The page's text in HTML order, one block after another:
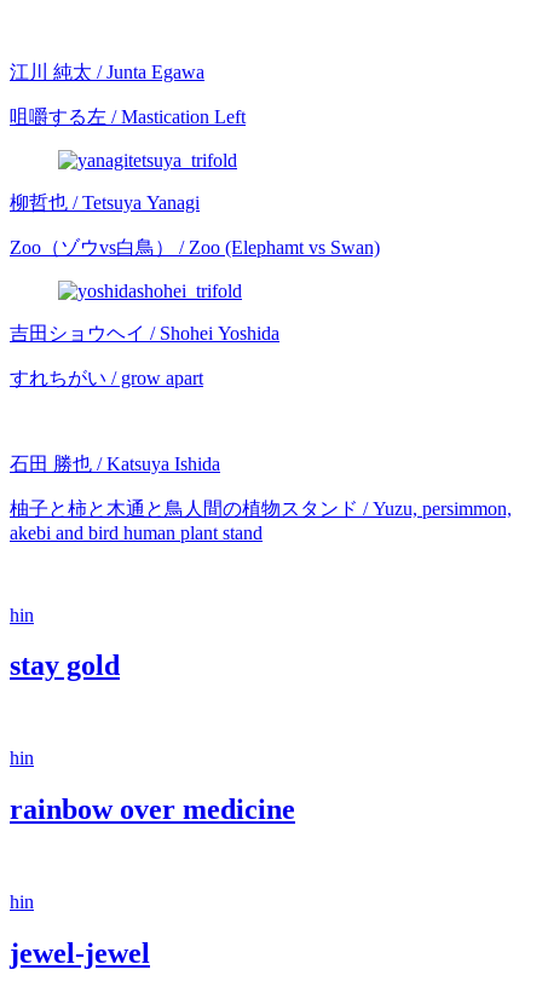
江川 純太 / Junta Egawa
咀嚼する左 / Mastication Left
柳哲也 / Tetsuya Yanagi
Zoo（ゾウvs白鳥） / Zoo (Elephamt vs Swan)
吉田ショウヘイ / Shohei Yoshida
すれちがい / grow apart
石田 勝也 / Katsuya Ishida
柚子と柿と木通と鳥人間の植物スタンド / Yuzu, persimmon,
akebi and bird human plant stand
hin
stay gold
hin
rainbow over medicine
hin
jewel-jewel